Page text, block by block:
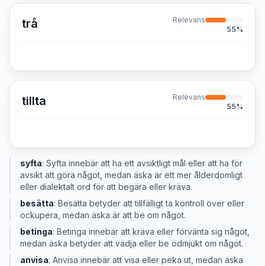
trå
Relevans
55%
tillta
Relevans
55%
syfta: Syfta innebär att ha ett avsiktligt mål eller att ha för
avsikt att göra något, medan äska är ett mer ålderdomligt
eller dialektalt ord för att begära eller kräva.
besätta: Besätta betyder att tillfälligt ta kontroll över eller
ockupera, medan äska är att be om något.
betinga: Betinga innebär att kräva eller förvänta sig något,
medan äska betyder att vädja eller be ödmjukt om något.
anvisa: Anvisa innebär att visa eller peka ut, medan äska